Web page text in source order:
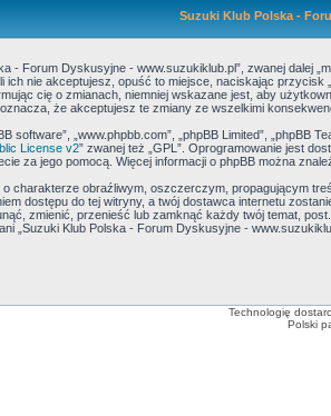
Suzuki Klub Polska -
- Forum Dyskusyjne - www.suzukiklub.pl”, zwanej dalej
nie akceptujesz, opuść to miejsce, naciskając
cię o zmianach, niemniej wskazane jest, aby
że akceptujesz te zmiany ze wszelkimi
software”, „www.phpbb.com”, „phpBB Limited”,
License v2” zwanej też „GPL”. Oprogramowanie jest
za jego pomocą. Więcej informacji o phpBB można
charakterze obraźliwym, oszczerczym, propagującym
dostępu do tej witryny, a twój dostawca internetu
zmienić, przenieść lub zamknąć każdy twój temat,
„Suzuki Klub Polska - Forum Dyskusyjne -
Technologię
Polski